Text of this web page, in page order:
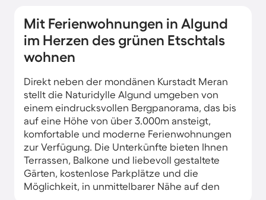
Mit Ferienwohnungen in Algund
im Herzen des grünen Etschtals
wohnen
Direkt neben der mondänen Kurstadt Meran
stellt die Naturidylle Algund umgeben von
einem eindrucksvollen Bergpanorama, das bis
auf eine Höhe von über 3.000m ansteigt,
komfortable und moderne Ferienwohnungen
zur Verfügung. Die Unterkünfte bieten Ihnen
Terrassen, Balkone und liebevoll gestaltete
Gärten, kostenlose Parkplätze und die
Möglichkeit, in unmittelbarer Nähe auf den